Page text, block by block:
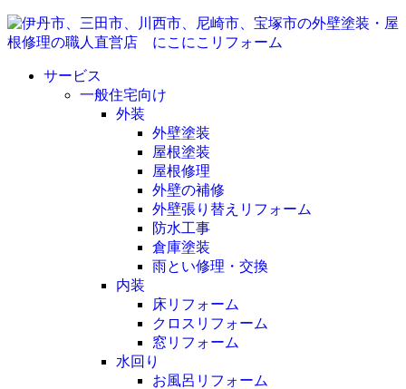
サービス
一般住宅向け
外装
外壁塗装
屋根塗装
屋根修理
外壁の補修
外壁張り替えリフォーム
防水工事
倉庫塗装
雨とい修理・交換
内装
床リフォーム
クロスリフォーム
窓リフォーム
水回り
お風呂リフォーム